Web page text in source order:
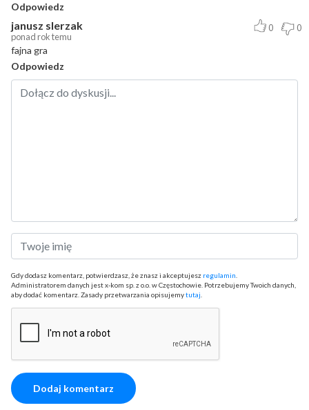
Odpowiedz
janusz slerzak
ponad rok temu
0 0
fajna gra
Odpowiedz
Gdy dodasz komentarz, potwierdzasz, że znasz i akceptujesz regulamin
Administratorem danych jest x-kom sp. z o.o. w Częstochowie. Potrzebujemy Twoich danych,
aby dodać komentarz. Zasady przetwarzania opisujemytutaj